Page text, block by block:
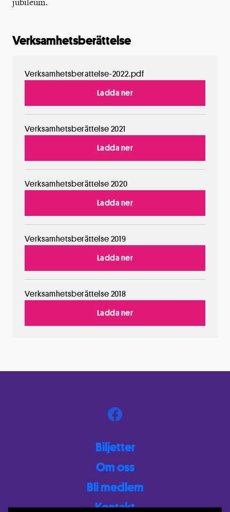
jubileum.
Verksamhetsberättelse
Verksamhetsberattelse-2022.pdf
Ladda ner
Verksamhetsberättelse 2021
Ladda ner
Verksamhetsberättelse 2020
Ladda ner
Verksamhetsberättelse 2019
Ladda ner
Verksamhetsberättelse 2018
Ladda ner
Biljetter
Om oss
Bli medlem
Kontakt